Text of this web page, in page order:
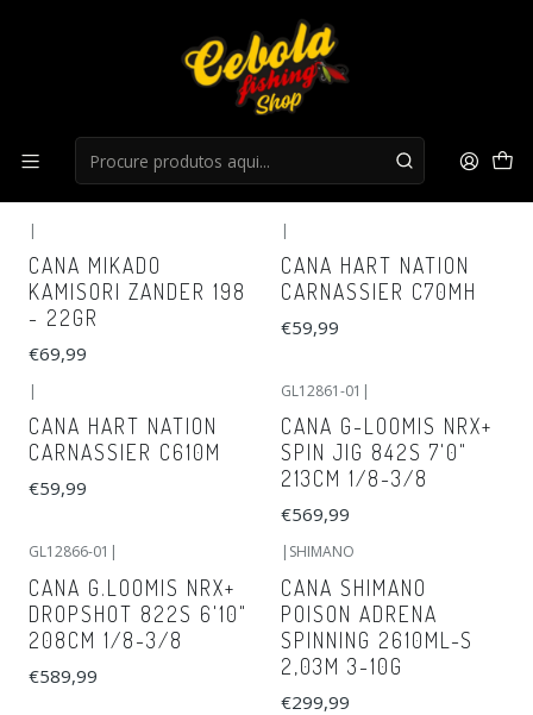
Canas Spinning
Canas Spinning
FILTROS
|
CANA MIKADO
KAMISORI ZANDER 198
- 22GR
€69,99
|
CANA HART NATION
CARNASSIER C70MH
€59,99
|
CANA HART NATION
CARNASSIER C610M
€59,99
GL12861-01 |
CANA G-LOOMIS NRX+
SPIN JIG 842S 7'0"
213CM 1/8-3/8
€569,99
GL12866-01 |
CANA G.LOOMIS NRX+
DROPSHOT 822S 6'10"
208CM 1/8-3/8
€589,99
| SHIMANO
CANA SHIMANO
POISON ADRENA
SPINNING 2610ML-S
2,03M 3-10G
€299,99